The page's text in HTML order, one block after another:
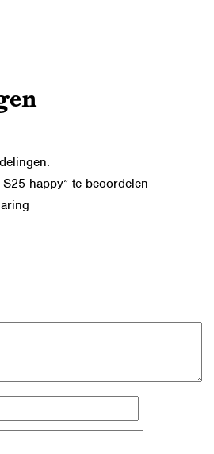
happy” te beoordelen